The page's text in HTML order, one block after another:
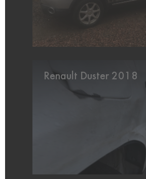
Renault Duster 2018